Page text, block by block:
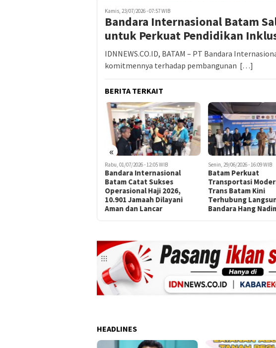
Kamis, 23/07/2026 - 07:57 WIB
Bandara Internasional Batam
untuk Perkuat Pendidikan
IDNNEWS.CO.ID, BATAM – PT Bandara
komitmennya terhadap pembangunan […]
BERITA TERKAIT
«
Rabu, 01/07/2026 - 12:05 WIB
Bandara Internasional
Batam Catat Sukses
Operasional Haji 2026,
10.901 Jamaah Dilayani
Aman dan Lancar
Senin, 29/06/2026 - 16:09 WIB
Batam Perkuat
Transportasi
Trans Batam Kini
Terhubung
Bandara Hang
HEADLINES